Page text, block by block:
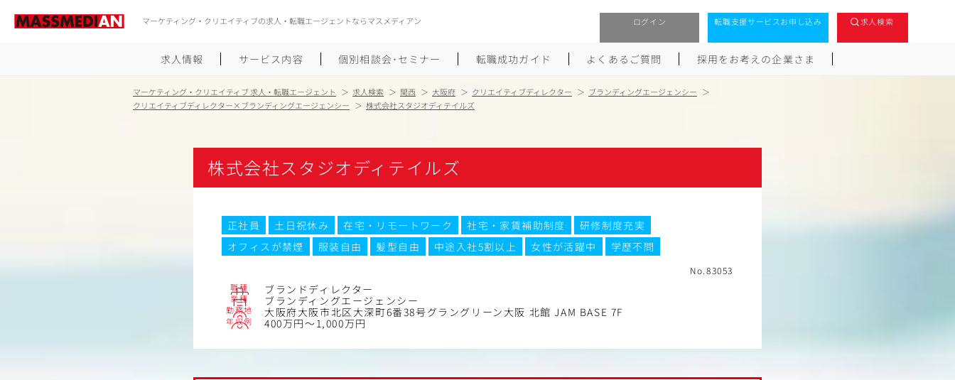
マーケティング・クリエイティブの求人・転職エージェントならマスメディアン ログイン 転職支援サービスお申し込み 求人検索
求人情報 サービス内容 個別相談会･セミナー 転職成功ガイド
履歴書のつくり方
職務経歴書のつくり方
ポートフォリオのつくり方
面接対策
エグゼクティブ転職
しゅふクリ･ママクリ転職
年収アップ転職
よくあるご質問 採用をお考えの企業さま
マーケティング・クリエイティブ 求人・転職エージェント 求人検索 関西 大阪府 クリエイティブディレクター
ブランディングエージェンシー
クリエイティブディレクター×ブランディングエージェンシー
株式会社スタジオディテイルズ
株式会社スタジオディテイルズ
正社員 土日祝休み 在宅・リモートワーク 社宅・家賃補助制度
研修制度充実
オフィスが禁煙
服装自由 髪型自由 中途入社5割以上 女性が活躍中 学歴不問
No.83053
職種 ブランドディレクター
業種 ブランディングエージェンシー
勤務地 大阪府大阪市北区大深町6番38号グラングリーン大阪 北館 JAM BASE 7F
年収例 400万円～1,000万円